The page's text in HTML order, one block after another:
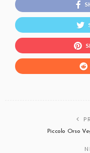
Piccolo Orso